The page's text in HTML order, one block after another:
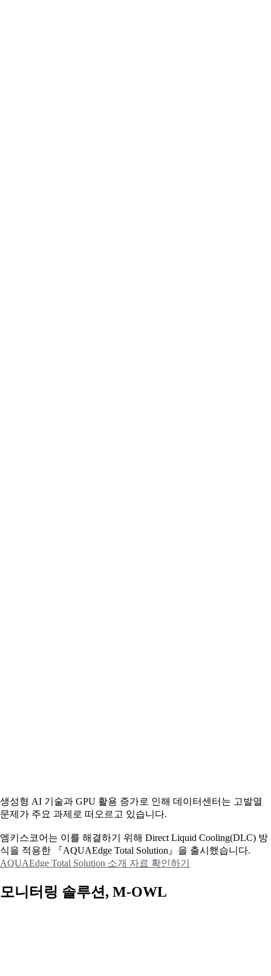
생성형 AI 기술과 GPU 활용 증가로 인해 데이터센터는 고발열
문제가 주요 과제로 떠오르고 있습니다.
엠키스코어는 이를 해결하기 위해 Direct Liquid Cooling(DLC) 방
식을 적용한 『AQUAEdge Total Solution』을 출시했습니다.
AQUAEdge Total Solution 소개 자료 확인하기
모니터링 솔루션, M-OWL